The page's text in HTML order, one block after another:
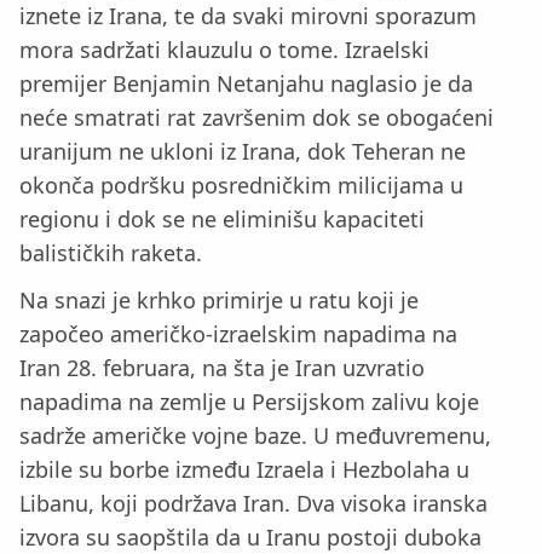
iznete iz Irana, te da svaki mirovni sporazum
mora sadržati klauzulu o tome. Izraelski
premijer Benjamin Netanjahu naglasio je da
neće smatrati rat završenim dok se obogaćeni
uranijum ne ukloni iz Irana, dok Teheran ne
okonča podršku posredničkim milicijama u
regionu i dok se ne eliminišu kapaciteti
balističkih raketa.
Na snazi je krhko primirje u ratu koji je
započeo američko-izraelskim napadima na
Iran 28. februara, na šta je Iran uzvratio
napadima na zemlje u Persijskom zalivu koje
sadrže američke vojne baze. U međuvremenu,
izbile su borbe između Izraela i Hezbolaha u
Libanu, koji podržava Iran. Dva visoka iranska
izvora su saopštila da u Iranu postoji duboka